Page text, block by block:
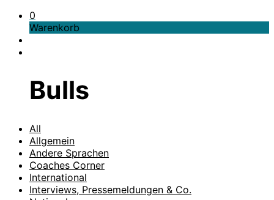
0
Warenkorb
Bulls
All
Allgemein
Andere Sprachen
Coaches Corner
International
Interviews, Pressemeldungen & Co.